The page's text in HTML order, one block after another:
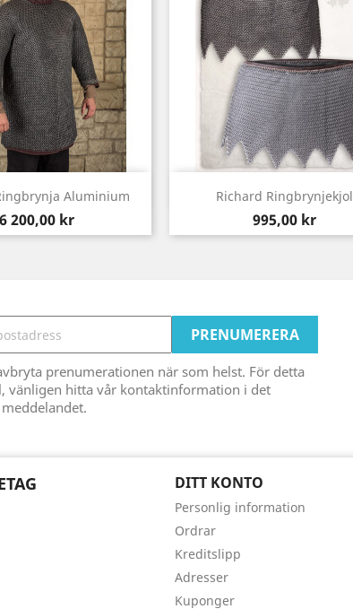
Aluminium
Pris
6 200,00 kr
Snabbvy Richard Ringbrynjekjol
Pris
995,00 kr
 Snabbvy
prenumerationen när som helst. För detta
vänligen hitta vår kontaktinformation i det
DITT KONTO
Personlig information
Ordrar
Kreditslipp
Adresser
Kuponger